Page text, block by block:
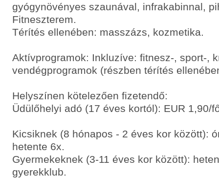
gyógynövényes szaunával, infrakabinnal,
Fitneszterem.
Térítés ellenében: masszázs, kozmetika.
Aktívprogramok: Inkluzíve: fitnesz-, sport-,
vendégprogramok (részben térítés
Helyszínen kötelezően fizetendő:
Üdülőhelyi adó (17 éves kortól): EUR 1,90/
Kicsiknek (8 hónapos - 2 éves kor között):
hetente 6x.
Gyermekeknek (3-11 éves kor között):
gyerekklub.